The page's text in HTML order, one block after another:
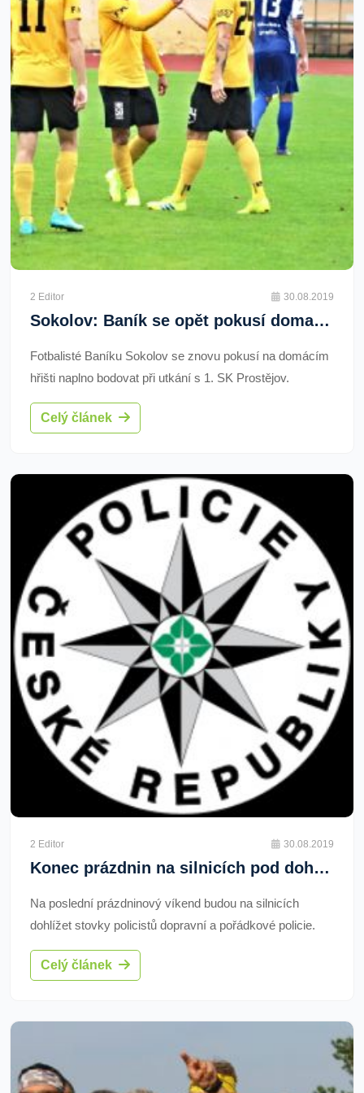
Pomezí: Restaurování f
2 Editor 30.08.2019
Sokolov: Baník se opět pokusí doma naplno bodovat
Fotbalisté Baníku Sokolov se znovu pokusí na domácím
hřišti naplno bodovat při utkání s 1. SK Prostějov.
Celý článek
2 Editor 30.08.2019
Konec prázdnin na silnicích pod dohledem policistů
Na poslední prázdninový víkend budou na silnicích
dohlížet stovky policistů dopravní a pořádkové policie.
Celý článek